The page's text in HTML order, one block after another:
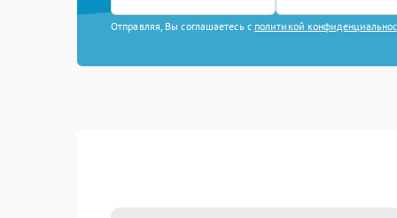
Отправляя, Вы соглашаетесь с политикой